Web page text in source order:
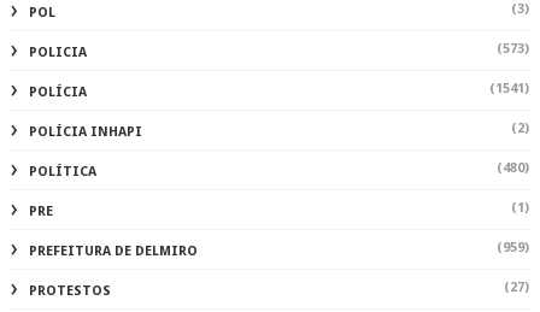
POL (3)
POLICIA (573)
POLÍCIA (1541)
POLÍCIA INHAPI (2)
POLÍTICA (480)
PRE (1)
PREFEITURA DE DELMIRO (959)
PROTESTOS (27)